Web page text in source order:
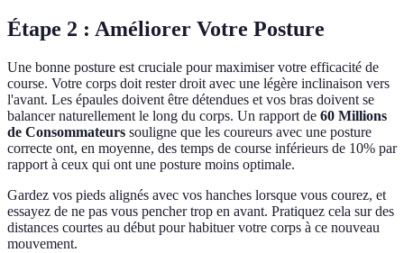
Étape 2 : Améliorer Votre Posture
Une bonne posture est cruciale pour maximiser votre efficacité de
course. Votre corps doit rester droit avec une légère inclinaison vers
l'avant. Les épaules doivent être détendues et vos bras doivent se
balancer naturellement le long du corps. Un rapport de 60 Millions
de Consommateurs souligne que les coureurs avec une posture
correcte ont, en moyenne, des temps de course inférieurs de 10% par
rapport à ceux qui ont une posture moins optimale.
Gardez vos pieds alignés avec vos hanches lorsque vous courez, et
essayez de ne pas vous pencher trop en avant. Pratiquez cela sur des
distances courtes au début pour habituer votre corps à ce nouveau
mouvement.